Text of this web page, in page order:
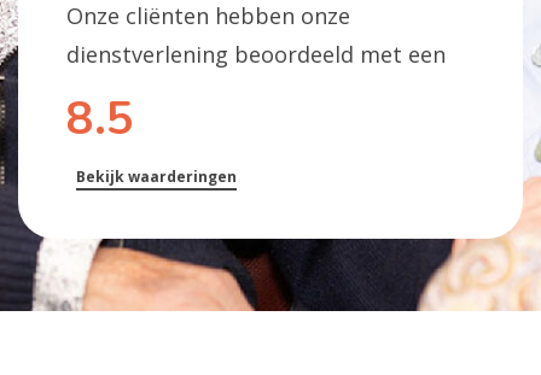
Onze cliënten hebben onze
dienstverlening beoordeeld met een
8.5
Bekijk waarderingen